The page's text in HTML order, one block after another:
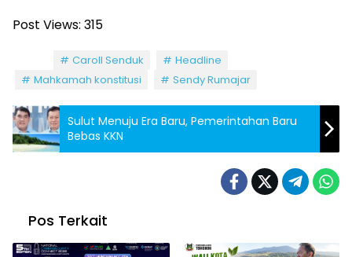
Post Views: 315
Caroll Senduk
Headline
Mahkamah konstitusi
Sendy Rumajar
Sulut Menuju Era Baru, Pemerintahan Baru
Bebas KKN
Pos Terkait